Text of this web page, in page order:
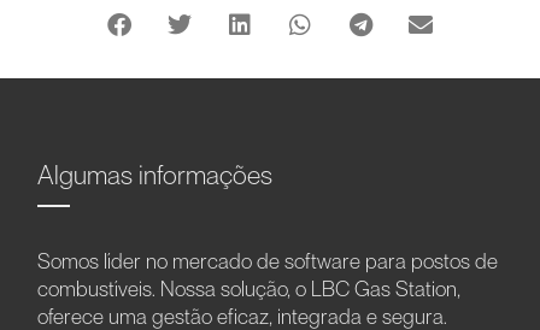
Algumas informações
Somos líder no mercado de software para postos de
combustíveis. Nossa solução, o LBC Gas Station,
oferece uma gestão eficaz, integrada e segura.